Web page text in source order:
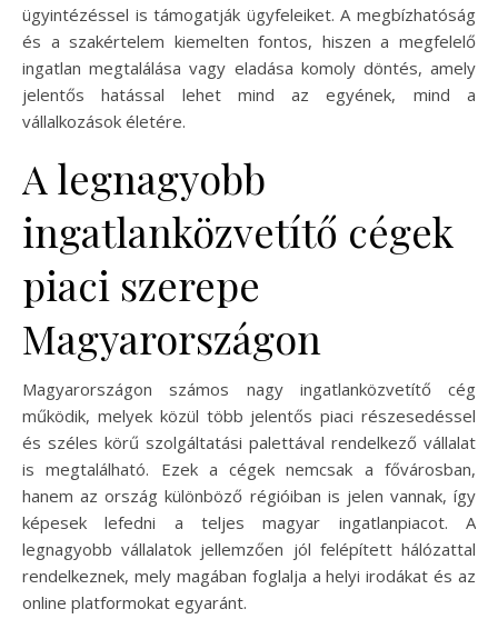
ügyintézéssel is támogatják ügyfeleiket. A megbízhatóság
és a szakértelem kiemelten fontos, hiszen a megfelelő
ingatlan megtalálása vagy eladása komoly döntés, amely
jelentős hatással lehet mind az egyének, mind a
vállalkozások életére.
A legnagyobb
ingatlanközvetítő cégek
piaci szerepe
Magyarországon
Magyarországon számos nagy ingatlanközvetítő cég
működik, melyek közül több jelentős piaci részesedéssel
és széles körű szolgáltatási palettával rendelkező vállalat
is megtalálható. Ezek a cégek nemcsak a fővárosban,
hanem az ország különböző régióiban is jelen vannak, így
képesek lefedni a teljes magyar ingatlanpiacot. A
legnagyobb vállalatok jellemzően jól felépített hálózattal
rendelkeznek, mely magában foglalja a helyi irodákat és az
online platformokat egyaránt.